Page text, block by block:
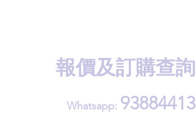
報價及訂購查詢
Whatsapp: 93884413